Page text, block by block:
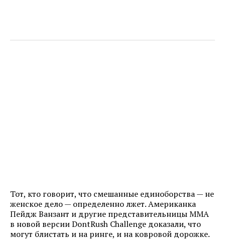
Тот, кто говорит, что смешанные единоборства — не
женское дело — определенно лжет. Американка
Пейдж Ванзант и другие представительницы ММА
в новой версии DontRush Challenge доказали, что
могут блистать и на ринге, и на ковровой дорожке.